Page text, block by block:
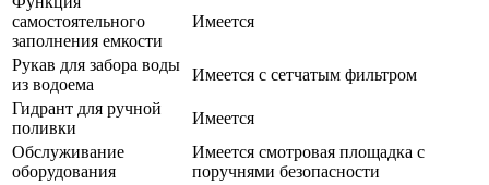
самостоятельного
заполнения емкости
Имеется
Рукав для забора воды
из водоема
Имеется с сетчатым фильтром
Гидрант для ручной
поливки
Имеется
Обслуживание
оборудования
Имеется смотровая площадка с
поручнями безопасности